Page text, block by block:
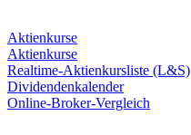
Aktienkurse
Aktienkurse
Realtime-Aktienkursliste (L&S)
Dividendenkalender
Online-Broker-Vergleich